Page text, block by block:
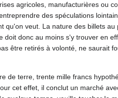
agricoles, manufacturières ou
des spéculations
qu'on veut. La nature des billets
donc au moins s'y trouver en
être retirés à volonté, ne saurait
de terre, trente mille francs
cet effet, il conclut un marché